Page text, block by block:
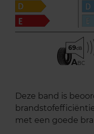
69
ABC
Deze band is
met een goede